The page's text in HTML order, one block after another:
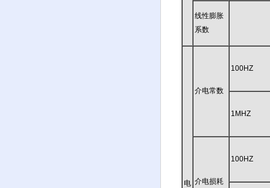
线性膨胀
系数
电
介电常数
100HZ
1MHZ
介电损耗
100HZ